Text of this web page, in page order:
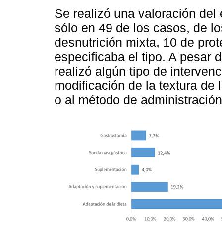
Se realizó una valoración
sólo en 49 de los casos, de
desnutrición mixta, 10 de
especificaba el tipo. A pesar
realizó algún tipo de
modificación de la textura de
o al método de